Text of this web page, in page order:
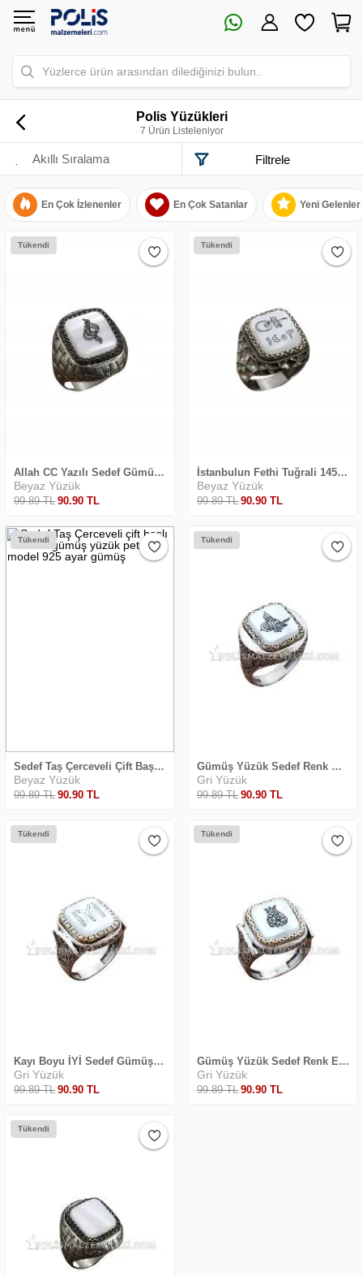
Yüzlerce ürün arasından dilediğinizi bulun..
Polis Yüzükleri
7 Ürün Listeleniyor
Filtrele
En Çok İzlenenler En Çok Satanlar Yeni Gelenler
Tükendi
Allah CC Yazılı Sedef Gümüş Yüzük Hasır Desenli Taşlı Model
Beyaz Yüzük
99.89TL 90.90 TL
Tükendi
İstanbulun Fethi Tuğrali 1453 Yazılı Gümüş Yüzük
Beyaz Yüzük
99.89TL 90.90 TL
Tükendi
Sedef Taş Çerceveli Çift Başlı Kartal Gümüş Yüzük Petek Model 925 Ayar Gümüş
Beyaz Yüzük
99.89TL 90.90 TL
Tükendi
Gümüş Yüzük Sedef Renk Osmanlı Tuğrası Yuvarlak Köşeli Model 925 Ayar
Gri Yüzük
99.89TL 90.90 TL
Tükendi
Kayı Boyu İYİ Sedef Gümüş Yüzük Hanedan
Gri Yüzük
99.89TL 90.90 TL
Tükendi
Gümüş Yüzük Sedef Renk Edep Yahu Hat Yazılı Arapça Hanedan Model
Gri Yüzük
99.89TL 90.90 TL
Tükendi
Safari Yapay Zeka Ürün Bulma Asistanı
malzemesi, taktik giyim ve ekipman
arasından aradığınız ürünü bulmanıza
yardımcı olabilirim. Ne aramıştınız? 👮‍♂️